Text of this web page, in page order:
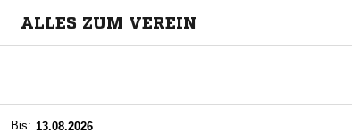
ALLES ZUM VEREIN
Bis: